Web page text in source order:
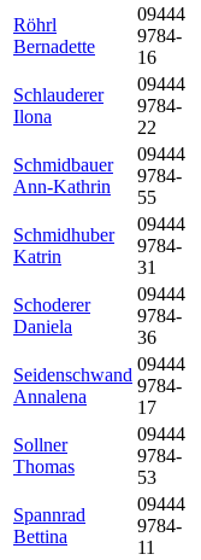
Röhrl
Bernadette
09444
9784-
16
Schlauderer
Ilona
09444
9784-
22
Schmidbauer
Ann-Kathrin
09444
9784-
55
Schmidhuber
Katrin
09444
9784-
31
Schoderer
Daniela
09444
9784-
36
Seidenschwand
Annalena
09444
9784-
17
Sollner
Thomas
09444
9784-
53
Spannrad
Bettina
09444
9784-
11